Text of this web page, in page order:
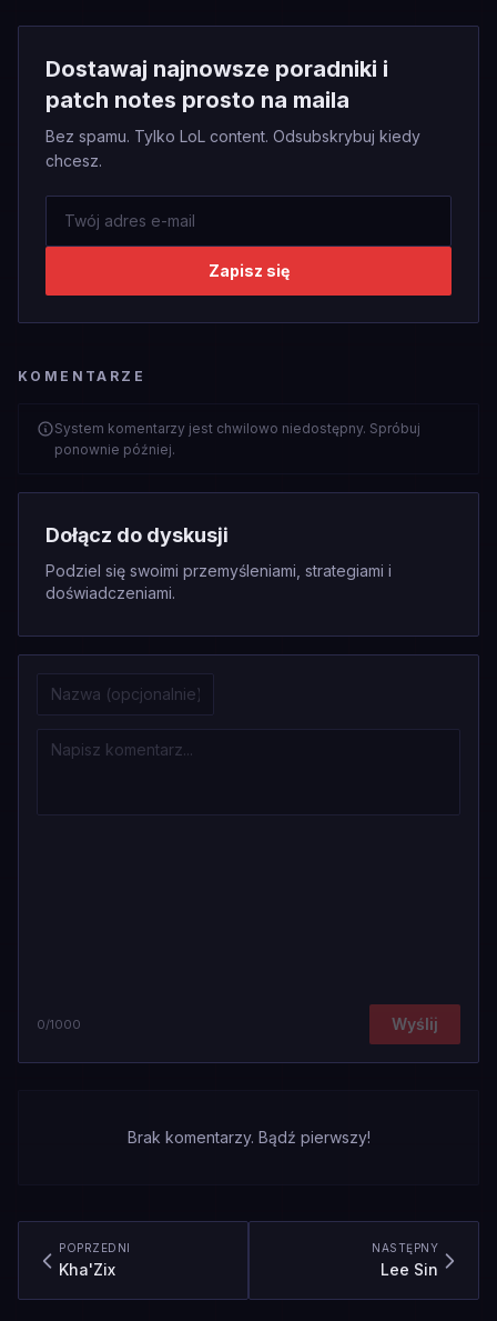
Dostawaj najnowsze poradniki i
patch notes prosto na maila
Bez spamu. Tylko LoL content. Odsubskrybuj kiedy
chcesz.
Zapisz się
KOMENTARZE
System komentarzy jest chwilowo niedostępny. Spróbuj
ponownie później.
Dołącz do dyskusji
Podziel się swoimi przemyśleniami, strategiami i
doświadczeniami.
0/1000 Wyślij
Brak komentarzy. Bądź pierwszy!
POPRZEDNI
Kha'Zix
NASTĘPNY
Lee Sin